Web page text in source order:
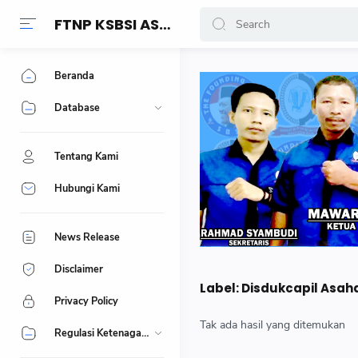
FTNP KSBSI ASAHAN
Label:Disdukcapil
Tak ada hasil yang ditemukan
Beranda
Database
Tentang Kami
Hubungi Kami
News Release
Disclaimer
Privacy Policy
Regulasi Ketenagakerjaan